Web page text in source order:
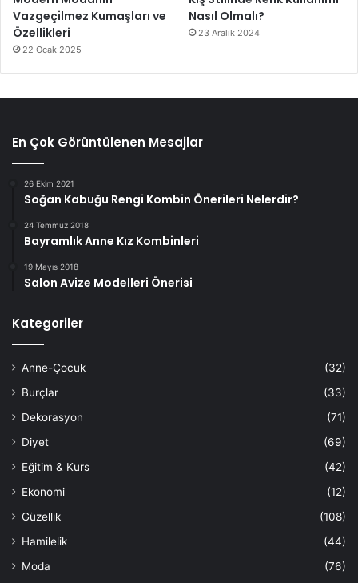
Vazgeçilmez Kumaşları ve
Özellikleri
22 Ocak 2025
Nasıl Olmalı?
23 Aralık 2024
En Çok Görüntülenen Mesajlar
26 Ekim 2021
Soğan Kabuğu Rengi Kombin Önerileri Nelerdir?
24 Temmuz 2018
Bayramlık Anne Kız Kombinleri
19 Mayıs 2018
Salon Avize Modelleri Önerisi
Kategoriler
Anne-Çocuk
(32)
Burçlar
(33)
Dekorasyon
(71)
Diyet
(69)
Eğitim & Kurs
(42)
Ekonomi
(12)
Güzellik
(108)
Hamilelik
(44)
Moda
(76)